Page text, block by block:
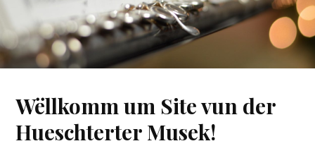
Wëllkomm um Site vun der
Hueschterter Musek!